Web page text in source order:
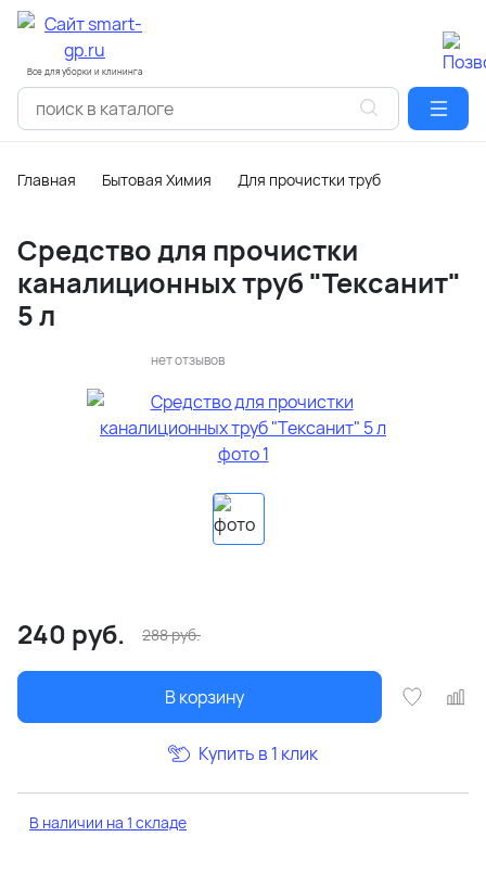
Все для уборки и клининга
Главная Бытовая Химия Для прочистки труб
Средство для прочистки
каналиционных труб "Тексанит"
5 л
нет отзывов
240 руб. 288руб.
В корзину
Купить в 1 клик
В наличии на 1 складе